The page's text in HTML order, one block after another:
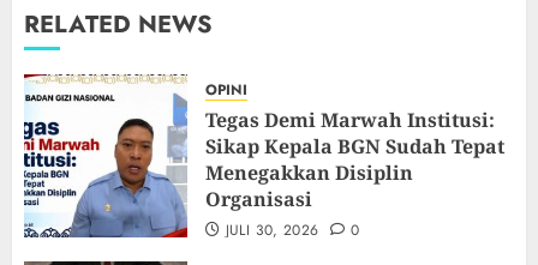
RELATED NEWS
OPINI
Tegas Demi Marwah Institusi:
Sikap Kepala BGN Sudah Tepat
Menegakkan Disiplin
Organisasi
JULI 30, 2026 0